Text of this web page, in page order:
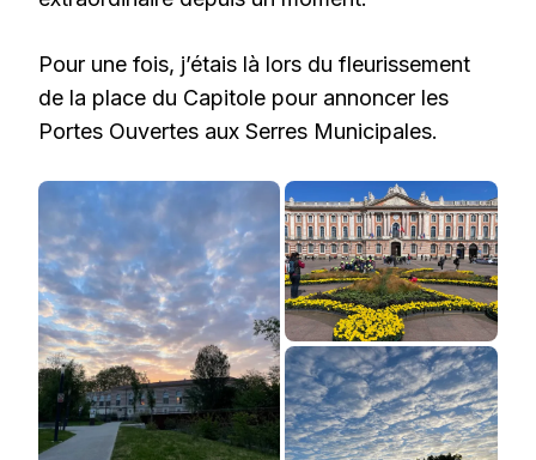
Pour une fois, j’étais là lors du fleurissement
de la place du Capitole pour annoncer les
Portes Ouvertes aux Serres Municipales.